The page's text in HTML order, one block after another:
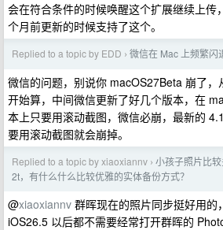
会在符合条件的时候唤醒这个扩展继续上传
个月前更新的时候支持了这个。
Replied to a topic by EDD › 微信在 Mac 上频繁闪
微信的问题，别说你 macOS27Beta 崩了
开始算，中间微信更新了好几个版本，在
本上只要用滚动截图，微信必崩，最新的
要用滚动截图就会崩掉。
Replied to a topic by xiaoxiannv › 小孩子照片比
2t，有什么什么比较优雅的实体备份方式？
@xiaoxiannv 群晖现在的照片同步挺好用的
iOS26.5 以后都不需要经常打开群晖的